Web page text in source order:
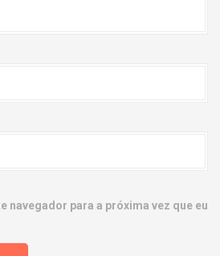
navegador para a próxima vez que eu